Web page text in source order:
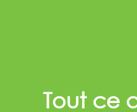
Tout ce